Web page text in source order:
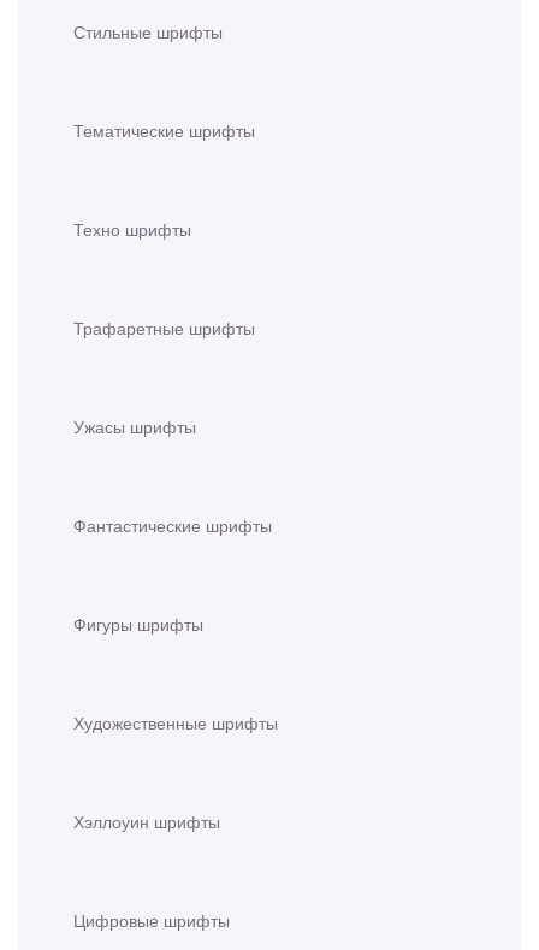
Стильные шрифты
Тематические шрифты
Техно шрифты
Трафаретные шрифты
Ужасы шрифты
Фантастические шрифты
Фигуры шрифты
Художественные шрифты
Хэллоуин шрифты
Цифровые шрифты